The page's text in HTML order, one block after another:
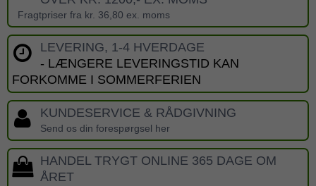
Fragtpriser fra kr. 36,80 ex. moms
LEVERING, 1-4 HVERDAGE
- LÆNGERE LEVERINGSTID KAN
FORKOMME I SOMMERFERIEN
KUNDESERVICE & RÅDGIVNING
Send os din forespørgsel her
HANDEL TRYGT ONLINE 365 DAGE OM
ÅRET